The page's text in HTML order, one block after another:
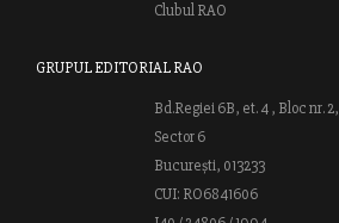
Clubul RAO
GRUPUL EDITORIAL RAO
Bd.Regiei 6B, et. 4 , Bloc nr. 2,
Sector 6
București, 013233
CUI: RO6841606